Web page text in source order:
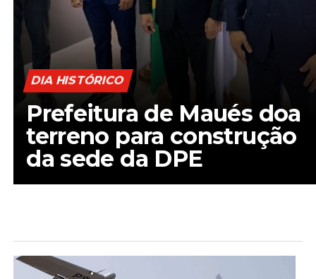
DIA HISTÓRICO
Prefeitura de Maués doa
terreno para construção
da sede da DPE